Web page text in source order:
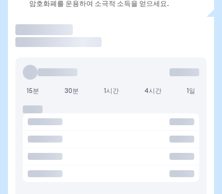
암호화폐를 운용하여 소극적 소득을 얻으세요.
15분 30분 1시간 4시간 1일